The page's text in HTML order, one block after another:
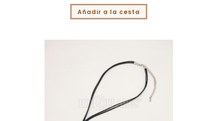
Añadir a la cesta